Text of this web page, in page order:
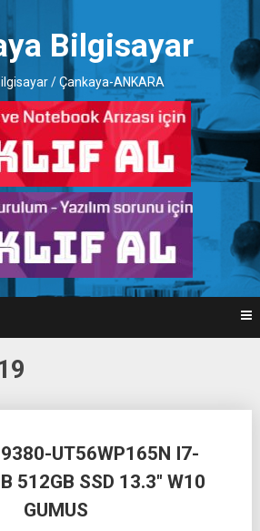
Bilgisayar
/ Çankaya-ANKARA
9380-UT56WP165N I7-
512GB SSD 13.3″ W10
GUMUS